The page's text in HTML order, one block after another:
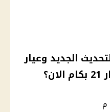
الجديد وعيار